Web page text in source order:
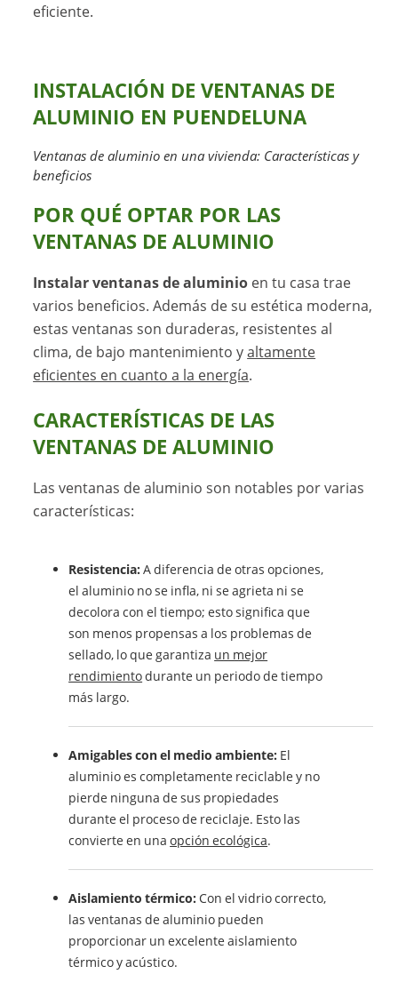
eficiente.
INSTALACIÓN DE VENTANAS DE
ALUMINIO EN PUENDELUNA
Ventanas de aluminio en una vivienda: Características y
beneficios
POR QUÉ OPTAR POR LAS
VENTANAS DE ALUMINIO
Instalar ventanas de aluminio en tu casa trae
varios beneficios. Además de su estética moderna,
estas ventanas son duraderas, resistentes al
clima, de bajo mantenimiento yaltamente
eficientes en cuanto a la energía.
CARACTERÍSTICAS DE LAS
VENTANAS DE ALUMINIO
Las ventanas de aluminio son notables por varias
características:
Resistencia: A diferencia de otras opciones,
el aluminio no se infla, ni se agrieta ni se
decolora con el tiempo; esto significa que
son menos propensas a los problemas de
sellado, lo que garantiza un mejor
rendimientodurante un periodo de tiempo
más largo.
Amigables con el medio ambiente: El
aluminio es completamente reciclable y no
pierde ninguna de sus propiedades
durante el proceso de reciclaje. Esto las
convierte en unaopción ecológica.
Aislamiento térmico: Con el vidrio correcto,
las ventanas de aluminio pueden
proporcionar un excelente aislamiento
térmico y acústico.